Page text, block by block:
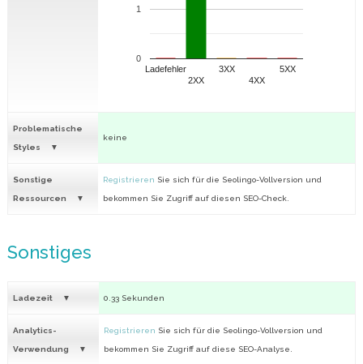
Ladefehler
2XX
3XX
4XX
5XX
0
1
Problematische
Styles
keine
Sonstige
Ressourcen
Registrieren Sie sich für die Seolingo-Vollversion und
bekommen Sie Zugriff auf diesen SEO-Check.
Sonstiges
Ladezeit 0.33 Sekunden
Analytics-
Verwendung
Registrieren Sie sich für die Seolingo-Vollversion und
bekommen Sie Zugriff auf diese SEO-Analyse.